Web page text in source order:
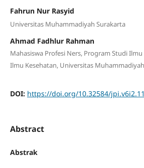
Fahrun Nur Rasyid
Universitas Muhammadiyah Surakarta
Ahmad Fadhlur Rahman
Mahasiswa Profesi Ners, Program Studi
Ilmu Kesehatan, Universitas
DOI: https://doi.org/10.32584/
Abstract
Abstrak